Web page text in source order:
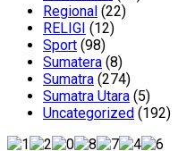
Regional (22)
RELIGI (12)
Sport (98)
Sumatera (8)
Sumatra (274)
Sumatra Utara (5)
Uncategorized (192)